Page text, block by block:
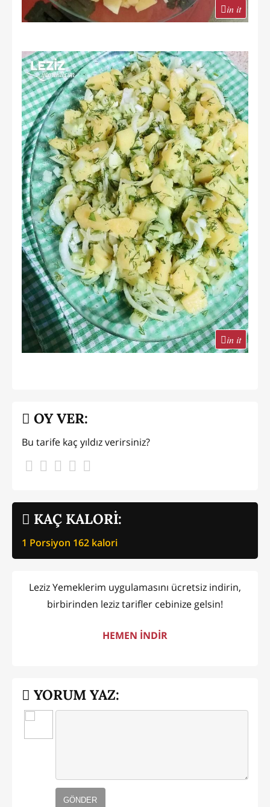
in it
in it
KAÇ KALORİ:
1 Porsiyon 162 kalori
OY VER:
Bu tarife kaç yıldız verirsiniz?
Leziz Yemeklerim uygulamasını ücretsiz indirin,
birbirinden leziz tarifler cebinize gelsin!
HEMEN İNDİR
YORUM YAZ:
GÖNDER